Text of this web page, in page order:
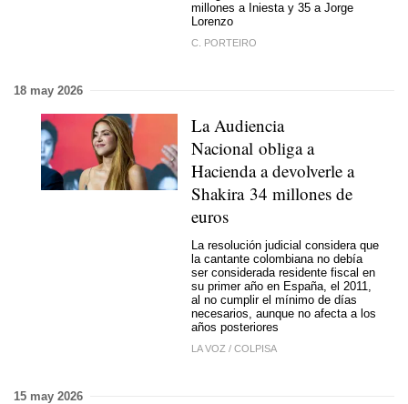
millones a Iniesta y 35 a Jorge
Lorenzo
C. PORTEIRO
18 may 2026
La Audiencia
Nacional obliga a
Hacienda a devolverle a
Shakira 34 millones de
euros
La resolución judicial considera que
la cantante colombiana no debía
ser considerada residente fiscal en
su primer año en España, el 2011,
al no cumplir el mínimo de días
necesarios, aunque no afecta a los
años posteriores
LA VOZ / COLPISA
15 may 2026